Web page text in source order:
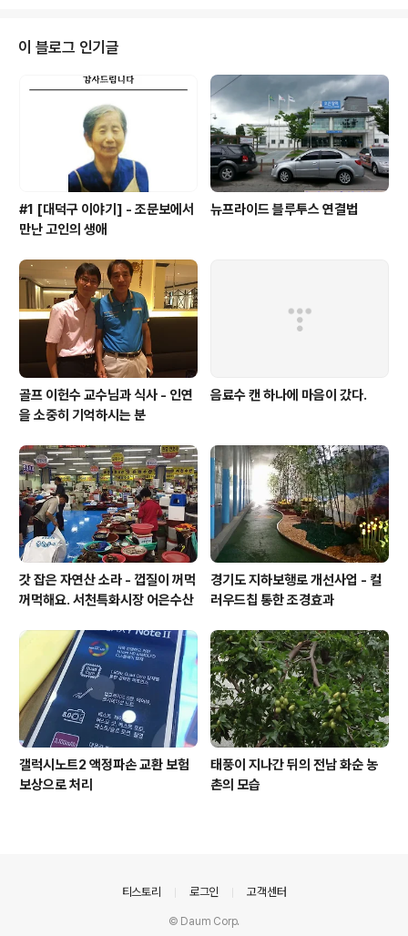
책에서 느낀 점들을 적어보았습니다. 1. 다양한 사례 소개
책에는 1인 창조기업에 대한 사례들을 다양하게 소개하고
있습니다. 소개한 사례 가운데서는 그 동안 알고 있던 블로
거 분도 계시네요. 각 개인별로 1인 창조기업의 형태에 대
해서 소개해 주었습니다. 이런 사례 소개가 2/3는 차지합
니다. 이런 사례들을 살펴볼 ..
이 블로그 인기글
#1 [대덕구 이야기] - 조문보에서
만난 고인의 생애
뉴프라이드 블루투스 연결법
골프 이헌수 교수님과 식사 - 인연
을 소중히 기억하시는 분
음료수 캔 하나에 마음이 갔다.
갓 잡은 자연산 소라 - 껍질이 꺼먹
꺼먹해요. 서천특화시장 어은수산
경기도 지하보행로 개선사업 - 컬
러우드칩 통한 조경효과
갤럭시노트2 액정파손 교환 보험
보상으로 처리
태풍이 지나간 뒤의 전남 화순 농
촌의 모습
티스토리 로그인 고객센터
© Daum Corp.